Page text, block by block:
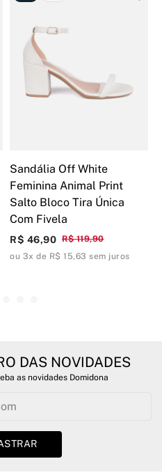
Sandália Off White
Feminina Animal Print
Salto Bloco Tira Única
Com Fivela
R$ 119,90
R$ 46,90
ou 3x de R$ 15,63 sem juros
DAS NOVIDADES
as novidades Domidona